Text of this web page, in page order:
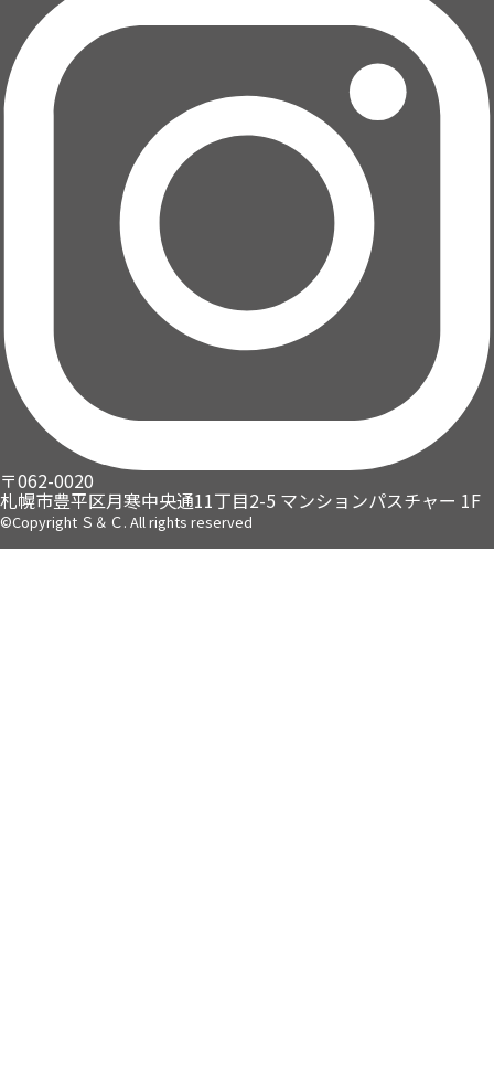
〒062-0020
札幌市豊平区月寒中央通11丁目2-5 マンションパスチャー 1F
©Copyright Ｓ＆Ｃ. All rights reserved